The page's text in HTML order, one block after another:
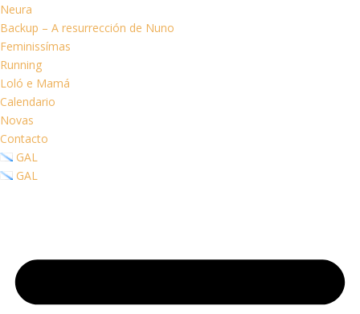
Neura
Backup – A resurrección de Nuno
Feminissímas
Running
Loló e Mamá
Calendario
Novas
Contacto
GAL
GAL